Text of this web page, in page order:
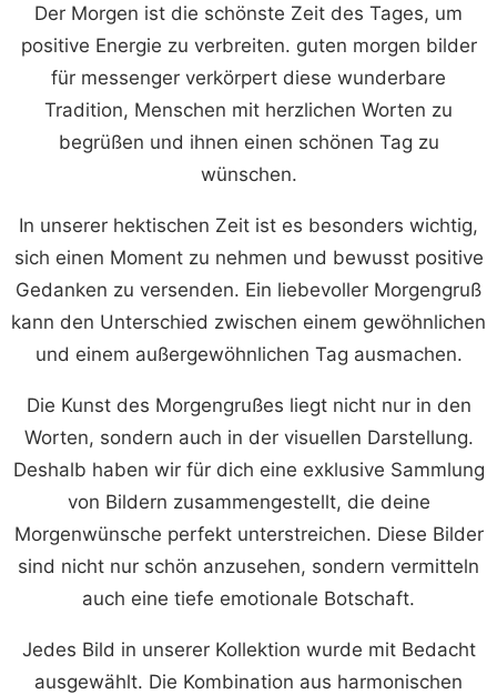
Der Morgen ist die schönste Zeit des Tages, um
positive Energie zu verbreiten. guten morgen bilder
für messenger verkörpert diese wunderbare
Tradition, Menschen mit herzlichen Worten zu
begrüßen und ihnen einen schönen Tag zu
wünschen.
In unserer hektischen Zeit ist es besonders wichtig,
sich einen Moment zu nehmen und bewusst positive
Gedanken zu versenden. Ein liebevoller Morgengruß
kann den Unterschied zwischen einem gewöhnlichen
und einem außergewöhnlichen Tag ausmachen.
Die Kunst des Morgengrußes liegt nicht nur in den
Worten, sondern auch in der visuellen Darstellung.
Deshalb haben wir für dich eine exklusive Sammlung
von Bildern zusammengestellt, die deine
Morgenwünsche perfekt unterstreichen. Diese Bilder
sind nicht nur schön anzusehen, sondern vermitteln
auch eine tiefe emotionale Botschaft.
Jedes Bild in unserer Kollektion wurde mit Bedacht
ausgewählt. Die Kombination aus harmonischen